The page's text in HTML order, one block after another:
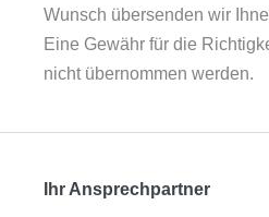
Wunsch übersenden wir
Eine Gewähr für die
nicht übernommen werden.
Ihr Ansprechpartner